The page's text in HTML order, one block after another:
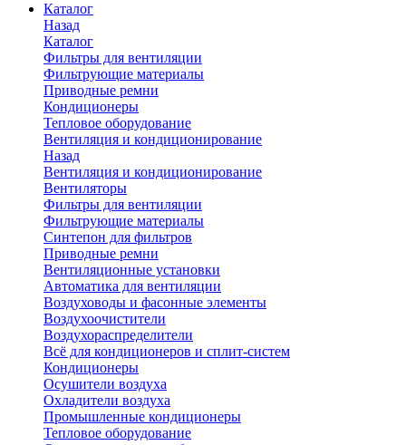
Каталог
Назад
Каталог
Фильтры для вентиляции
Фильтрующие материалы
Приводные ремни
Кондиционеры
Тепловое оборудование
Вентиляция и кондиционирование
Назад
Вентиляция и кондиционирование
Вентиляторы
Фильтры для вентиляции
Фильтрующие материалы
Синтепон для фильтров
Приводные ремни
Вентиляционные установки
Автоматика для вентиляции
Воздуховоды и фасонные элементы
Воздухоочистители
Воздухораспределители
Всё для кондиционеров и сплит-систем
Кондиционеры
Осушители воздуха
Охладители воздуха
Промышленные кондиционеры
Тепловое оборудование